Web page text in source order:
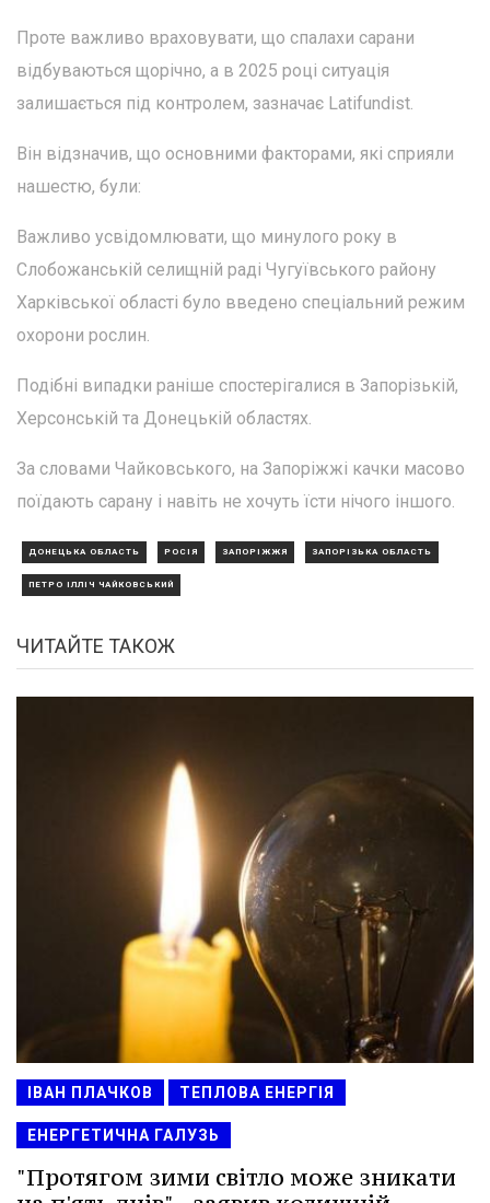
Проте важливо враховувати, що спалахи сарани
відбуваються щорічно, а в 2025 році ситуація
залишається під контролем, зазначає Latifundist.
Він відзначив, що основними факторами, які сприяли
нашестю, були:
Важливо усвідомлювати, що минулого року в
Слобожанській селищній раді Чугуївського району
Харківської області було введено спеціальний режим
охорони рослин.
Подібні випадки раніше спостерігалися в Запорізькій,
Херсонській та Донецькій областях.
За словами Чайковського, на Запоріжжі качки масово
поїдають сарану і навіть не хочуть їсти нічого іншого.
ДОНЕЦЬКА ОБЛАСТЬ РОСІЯ ЗАПОРІЖЖЯ ЗАПОРІЗЬКА ОБЛАСТЬ
ПЕТРО ІЛЛІЧ ЧАЙКОВСЬКИЙ
ЧИТАЙТЕ ТАКОЖ
ІВАН ПЛАЧКОВ ТЕПЛОВА ЕНЕРГІЯ
ЕНЕРГЕТИЧНА ГАЛУЗЬ
"Протягом зими світло може зникати